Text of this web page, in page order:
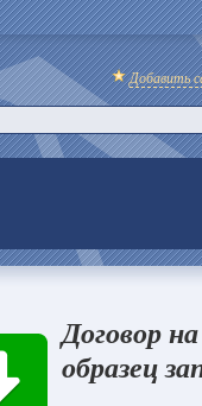
Добавить
Договор
образец